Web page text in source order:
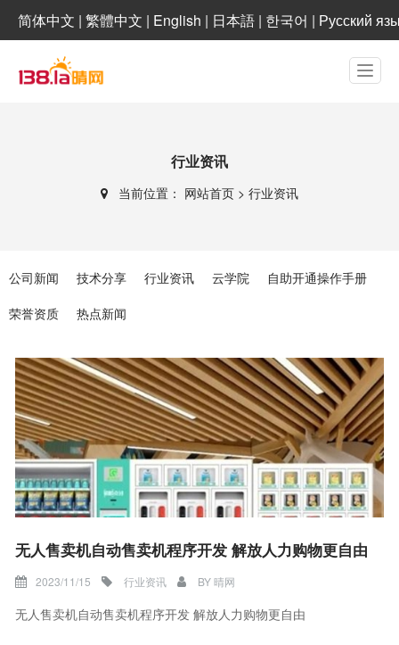
简体中文 | 繁體中文 | English | 日本語 | 한국어 | Русский
行业资讯
当前位置： 网站首页 > 行业资讯
公司新闻 技术分享 行业资讯 云学院
自助开通操作手册
荣誉资质
热点新闻
无人售卖机自动售卖机程序开发 解放人力购物更自由
2023/11/15 行业资讯 BY晴网
无人售卖机自动售卖机程序开发 解放人力购物更自由